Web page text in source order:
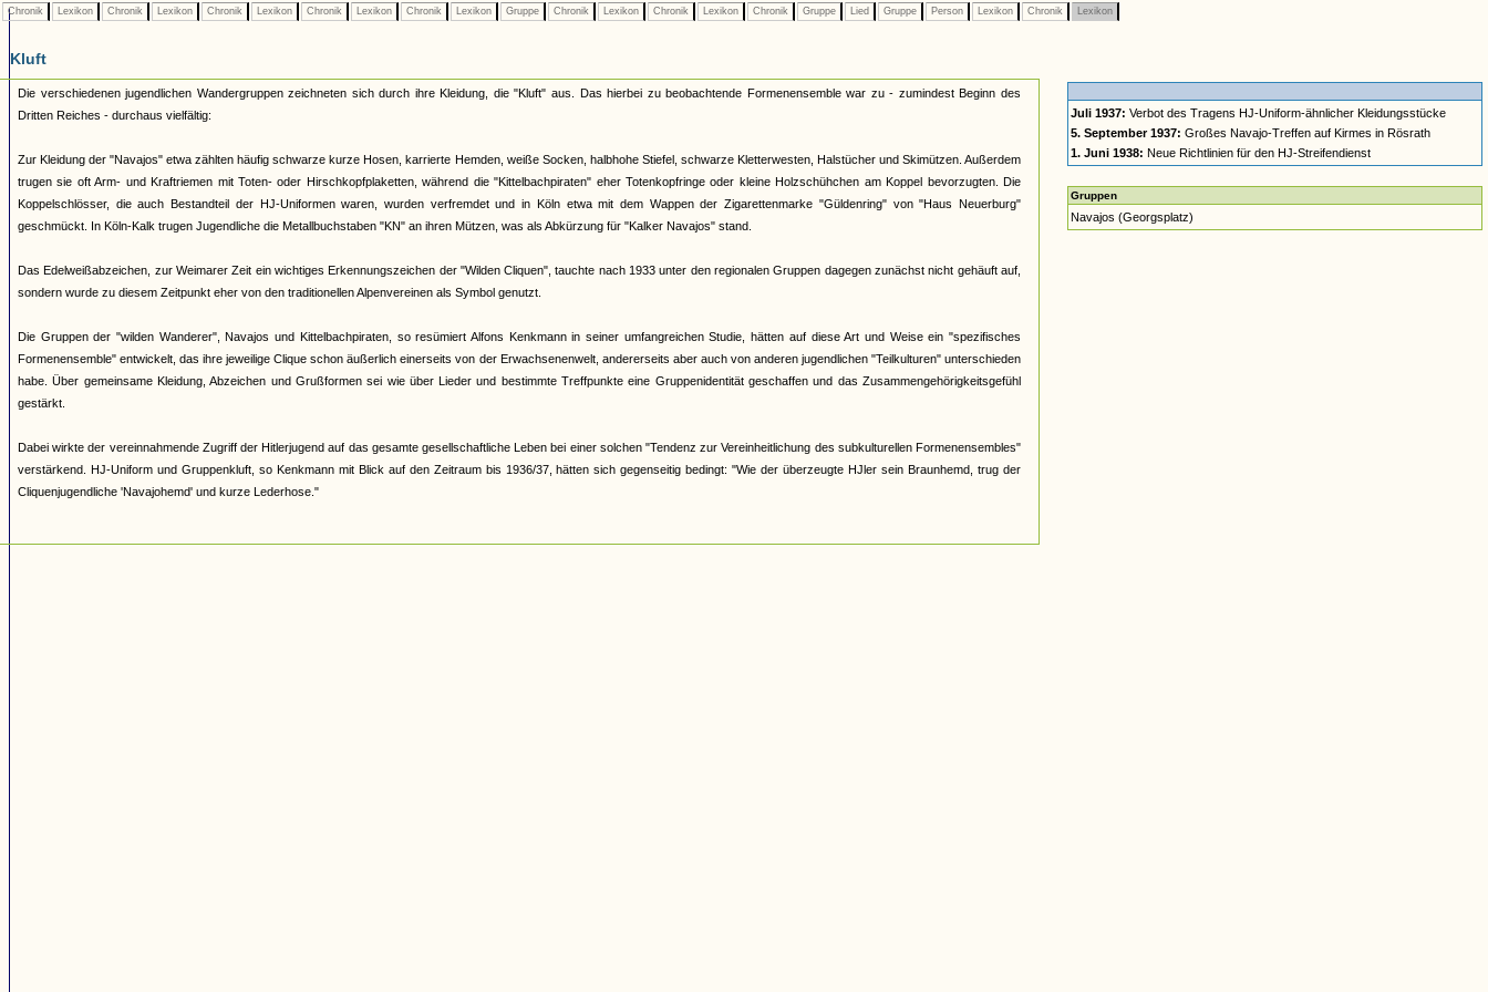
Chronik Lexikon Chronik Lexikon Chronik Lexikon Chronik Lexikon Chronik Lexikon Gruppe Chronik Lexikon Chronik Lexikon Chronik Gruppe Lied Gruppe Person Lexikon Chronik Lexikon
Kluft
Die verschiedenen jugendlichen Wandergruppen zeichneten sich durch ihre Kleidung, die "Kluft" aus. Das hierbei zu beobachtende Formenensemble war zu - zumindest Beginn des
Dritten Reiches - durchaus vielfältig:
Zur Kleidung der "Navajos" etwa zählten häufig schwarze kurze Hosen, karrierte Hemden, weiße Socken, halbhohe Stiefel, schwarze Kletterwesten, Halstücher und Skimützen. Außerdem
trugen sie oft Arm- und Kraftriemen mit Toten- oder Hirschkopfplaketten, während die "Kittelbachpiraten" eher Totenkopfringe oder kleine Holzschühchen am Koppel bevorzugten. Die
Koppelschlösser, die auch Bestandteil der HJ-Uniformen waren, wurden verfremdet und in Köln etwa mit dem Wappen der Zigarettenmarke "Güldenring" von "Haus Neuerburg"
geschmückt. In Köln-Kalk trugen Jugendliche die Metallbuchstaben "KN" an ihren Mützen, was als Abkürzung für "Kalker Navajos" stand.
Das Edelweißabzeichen, zur Weimarer Zeit ein wichtiges Erkennungszeichen der "Wilden Cliquen", tauchte nach 1933 unter den regionalen Gruppen dagegen zunächst nicht gehäuft auf,
sondern wurde zu diesem Zeitpunkt eher von den traditionellen Alpenvereinen als Symbol genutzt.
Die Gruppen der "wilden Wanderer", Navajos und Kittelbachpiraten, so resümiert Alfons Kenkmann in seiner umfangreichen Studie, hätten auf diese Art und Weise ein "spezifisches
Formenensemble" entwickelt, das ihre jeweilige Clique schon äußerlich einerseits von der Erwachsenenwelt, andererseits aber auch von anderen jugendlichen "Teilkulturen" unterschieden
habe. Über gemeinsame Kleidung, Abzeichen und Grußformen sei wie über Lieder und bestimmte Treffpunkte eine Gruppenidentität geschaffen und das Zusammengehörigkeitsgefühl
gestärkt.
Dabei wirkte der vereinnahmende Zugriff der Hitlerjugend auf das gesamte gesellschaftliche Leben bei einer solchen "Tendenz zur Vereinheitlichung des subkulturellen Formenensembles"
verstärkend. HJ-Uniform und Gruppenkluft, so Kenkmann mit Blick auf den Zeitraum bis 1936/37, hätten sich gegenseitig bedingt: "Wie der überzeugte HJler sein Braunhemd, trug der
Cliquenjugendliche 'Navajohemd' und kurze Lederhose."
Juli 1937: Verbot des Tragens HJ-Uniform-ähnlicher Kleidungsstücke
5. September 1937: Großes Navajo-Treffen auf Kirmes in Rösrath
1. Juni 1938: Neue Richtlinien für den HJ-Streifendienst
Gruppen
Navajos (Georgsplatz)